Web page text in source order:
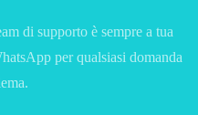
di supporto è sempre a tua
per qualsiasi domanda